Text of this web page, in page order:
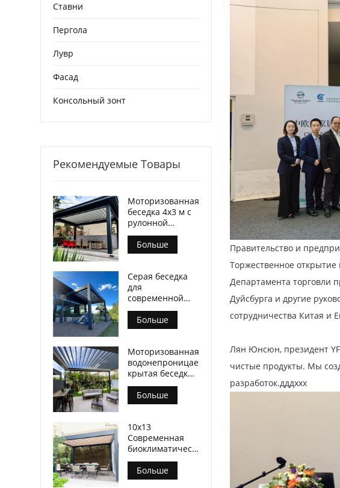
Правительство и
Торжественное открытие
Департамента торговли
Дуйсбурга и другие
сотрудничества Китая
Лян Юнсюн, президент
чистые продукты. Мы
разработок.дддххх
Ставни
Пергола
Лувр
Фасад
Консольный зонт
Рекомендуемые Товары
Моторизованная
беседка 4х3 м с
рулонной
ширмой на
молнии
Больше
Серая беседка
для
современной
мебели для
патио
Больше
Моторизованная
водонепроницаемая
крытая беседка
с жалюзи
Современный
Больше
10x13
Современная
биоклиматическая
беседка на
открытом
воздухе на
Больше